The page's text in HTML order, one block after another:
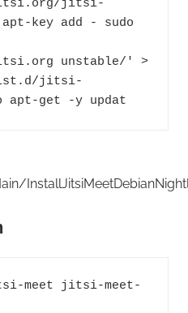
jitsi-
key add - sudo
unstable/' >
jitsi-
apt-get -y updat
meet jitsi-meet-